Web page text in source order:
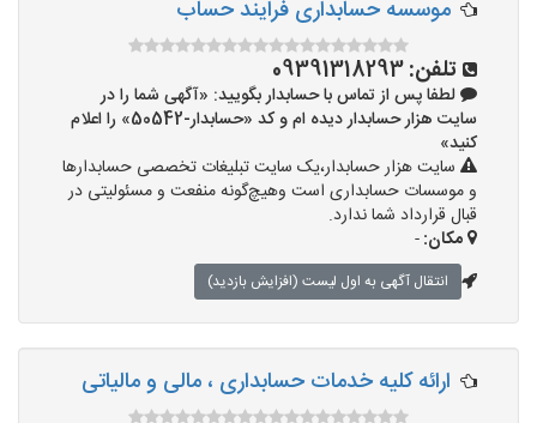
موسسه حسابداری فرایند حساب
تلفن:09391318293
لطفا پس از تماس با حسابدار بگویید: «آگهی شما را در
سایت هزار حسابدار دیده ام و کد «حسابدار-50542» را اعلام
کنید»
سایت هزار حسابدار،یک سایت تبلیغات تخصصی حسابدارها
و موسسات حسابداری است وهیچ‌گونه منفعت و مسئولیتی در
قبال قرارداد شما ندارد.
مکان:-
انتقال آگهی به اول لیست (افزایش بازدید)
ارائه کلیه خدمات حسابداری ، مالی و مالیاتی